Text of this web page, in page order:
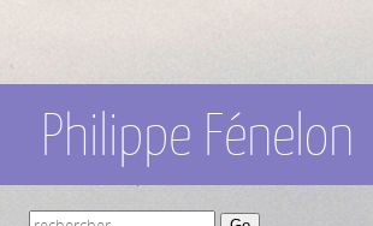
Philippe Fénelon